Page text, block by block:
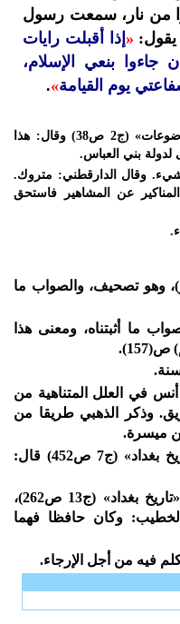
من نار، سمعت رسول
« إذا أقبلت رايات
بنعي الإسلام،
يوم القيامة»
.
الحديث ذكره ابن الجوزي في «الموضوعات» (ج2 ص38) وقال: هذا
بني العباس.
وقال الدارقطني: متروك.
عن المشاهير فاستحق
وهو تصحيف، والصواب ما
ما أثبتناه، ومعنى هذا
في العلل المتناهية من
وذكر الذهبي طريقا من
ميسرة.
الحسن بن يزيد ترجمته في «تاريخ بغداد» (ج7 ص452) قال:
محمد بن المظفر: ترجمته في «تاريخ بغداد» (ج13 ص262)،
ص(980) وقال الخطيب: وكان حافظا فهما
فيه من أجل الإرجاء.